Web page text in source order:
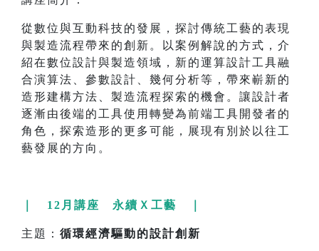
從數位與互動科技的發展，探討傳統工藝的表現
與製造流程帶來的創新。以案例解說的方式，介
紹在數位設計與製造領域，新的運算設計工具融
合演算法、參數設計、幾何分析等，帶來嶄新的
造形建構方法、製造流程探索的機會。讓設計者
逐漸由後端的工具使用轉變為前端工具開發者的
角色，探索造形的更多可能，展現有別於以往工
藝發展的方向。
｜ 12月講座 永續Ｘ工藝 ｜
主題： 循環經濟驅動的設計創新